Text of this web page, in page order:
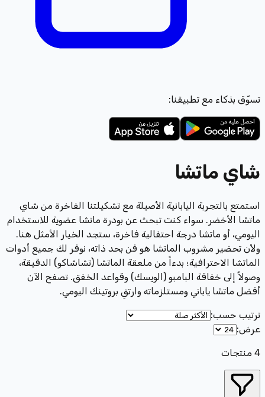
تسوّق بذكاء مع تطبيقنا:
شاي ماتشا
استمتع بالتجربة اليابانية الأصيلة مع تشكيلتنا الفاخرة من شاي
ماتشا الأخضر. سواء كنت تبحث عن بودرة ماتشا عضوية للاستخدام
اليومي، أو ماتشا درجة احتفالية فاخرة، ستجد الخيار الأمثل هنا.
ولأن تحضير مشروب الماتشا هو فن بحد ذاته، نوفر لك جميع أدوات
الماتشا الاحترافية؛ بدءاً من ملعقة الماتشا (تشاشاكو) الدقيقة،
وصولاً إلى خفاقة البامبو (الويسك) وقواعد الخفق. تصفح الآن
أفضل ماتشا ياباني ومستلزماته وارتقِ بروتينك اليومي.
ترتيب حسب:
عرض:
4 منتجات